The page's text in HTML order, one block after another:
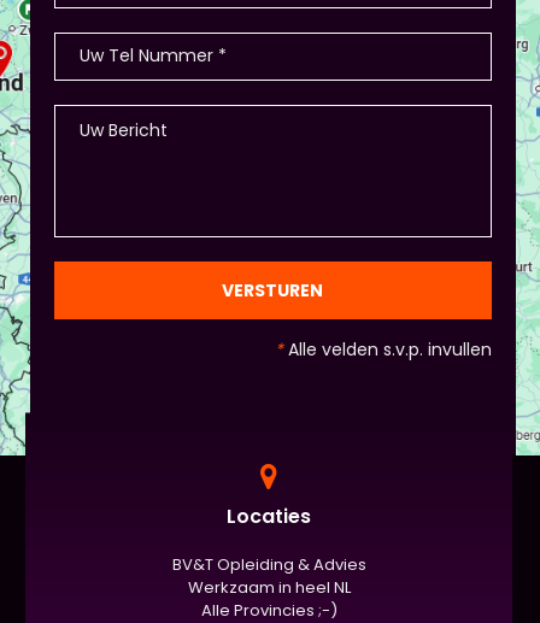
VERSTUREN
*Alle velden s.v.p. invullen
Locaties
BV&T Opleiding & Advies
Werkzaam in heel NL
Alle Provincies ;-)